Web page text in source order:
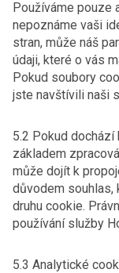
Používáme pouze
nepoznáme vaši
stran, může náš
údaji, které o vás
Pokud soubory
jste navštívili naši
5.2 Pokud dochází
základem
může dojít k
důvodem souhlas,
druhu cookie.
používání služby
5.3 Analytické